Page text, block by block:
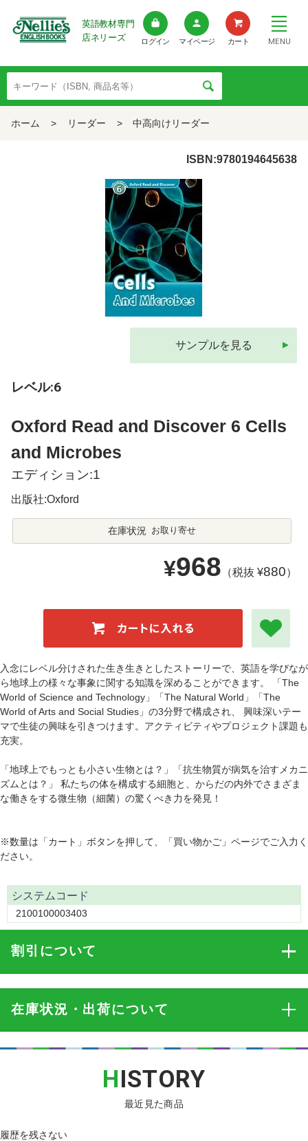
英語教材専門
店ネリーズ
ログイン マイページ カート MENU
ホーム > リーダー > 中高向けリーダー
ISBN:9780194645638
サンプルを見る
レベル:6
Oxford Read and Discover 6 Cells
and Microbes
エディション:1
出版社:Oxford
在庫状況 お取り寄せ
¥968 （税抜 ¥880）
入念にレベル分けされた生き生きとしたストーリーで、英語を学びなが
ら地球上の様々な事象に関する知識を深めることができます。 「The
World of Science and Technology」「The Natural World」「The
World of Arts and Social Studies」の3分野で構成され、 興味深いテー
マで生徒の興味を引きつけます。アクティビティやプロジェクト課題も
充実。
「地球上でもっとも小さい生物とは？」「抗生物質が病気を治すメカニ
ズムとは？」 私たちの体を構成する細胞と、からだの内外でさまざま
な働きをする微生物（細菌）の驚くべき力を発見！
※数量は「カート」ボタンを押して、「買い物かご」ページでご入力く
ださい。
システムコード
2100100003403
割引 について
在庫状況・出荷について
HISTORY
最近見た商品
履歴を残さない